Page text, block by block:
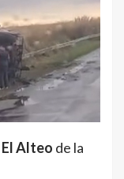
El Alteo de la